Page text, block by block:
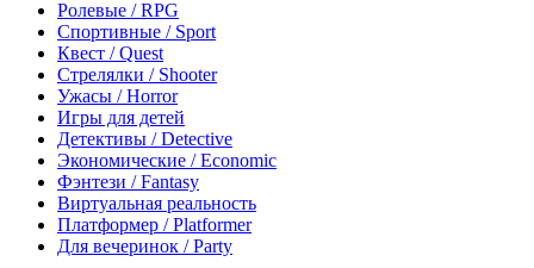
Ролевые / RPG
Спортивные / Sport
Квест / Quest
Стрелялки / Shooter
Ужасы / Horror
Игры для детей
Детективы / Detective
Экономические / Economic
Фэнтези / Fantasy
Виртуальная реальность
Платформер / Platformer
Для вечеринок / Party